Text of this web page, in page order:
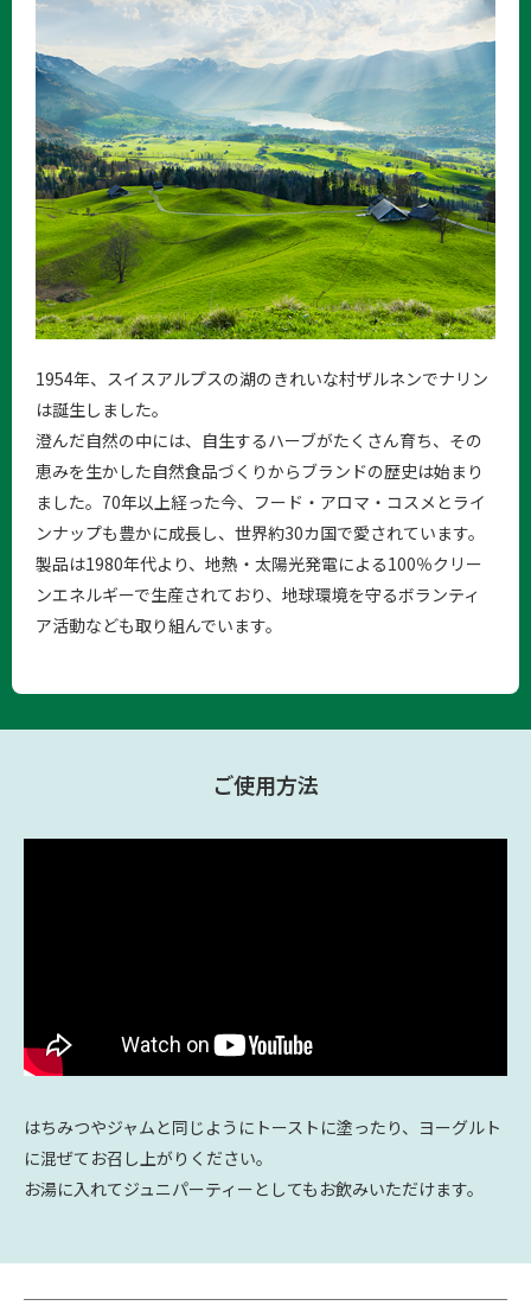
1954年、スイスアルプスの湖のきれいな村ザルネンでナリン
は誕生しました。
澄んだ自然の中には、自生するハーブがたくさん育ち、その
恵みを生かした自然食品づくりからブランドの歴史は始まり
ました。70年以上経った今、フード・アロマ・コスメとライ
ンナップも豊かに成長し、世界約30カ国で愛されています。
製品は1980年代より、地熱・太陽光発電による100％クリー
ンエネルギーで生産されており、地球環境を守るボランティ
ア活動なども取り組んでいます。
ご使用方法
はちみつやジャムと同じようにトーストに塗ったり、ヨーグルト
に混ぜてお召し上がりください。
お湯に入れてジュニパーティーとしてもお飲みいただけます。